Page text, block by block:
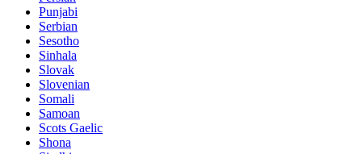
Punjabi
Serbian
Sesotho
Sinhala
Slovak
Slovenian
Somali
Samoan
Scots Gaelic
Shona